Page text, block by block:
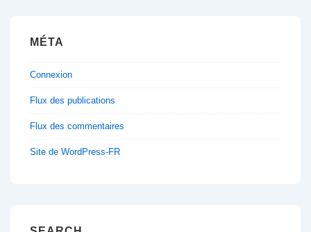
MÉTA
Connexion
Flux des publications
Flux des commentaires
Site de WordPress-FR